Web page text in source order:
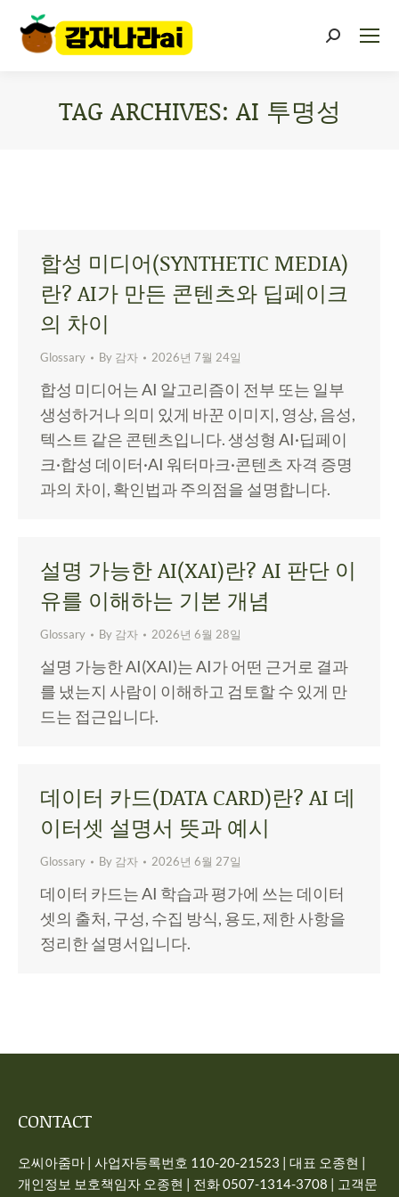
TAG ARCHIVES: AI 투명성
합성 미디어(SYNTHETIC MEDIA)
란? AI가 만든 콘텐츠와 딥페이크
의 차이
Glossary By 감자 2026년 7월 24일
합성 미디어는 AI 알고리즘이 전부 또는 일부
생성하거나 의미 있게 바꾼 이미지, 영상, 음성,
텍스트 같은 콘텐츠입니다. 생성형 AI·딥페이
크·합성 데이터·AI 워터마크·콘텐츠 자격 증명
과의 차이, 확인법과 주의점을 설명합니다.
설명 가능한 AI(XAI)란? AI 판단 이
유를 이해하는 기본 개념
Glossary By 감자 2026년 6월 28일
설명 가능한 AI(XAI)는 AI가 어떤 근거로 결과
를 냈는지 사람이 이해하고 검토할 수 있게 만
드는 접근입니다.
데이터 카드(DATA CARD)란? AI 데
이터셋 설명서 뜻과 예시
Glossary By 감자 2026년 6월 27일
데이터 카드는 AI 학습과 평가에 쓰는 데이터
셋의 출처, 구성, 수집 방식, 용도, 제한 사항을
정리한 설명서입니다.
CONTACT
오씨아줌마 | 사업자등록번호 110-20-21523 | 대표 오종현 |
개인정보 보호책임자 오종현 | 전화 0507-1314-3708 | 고객문